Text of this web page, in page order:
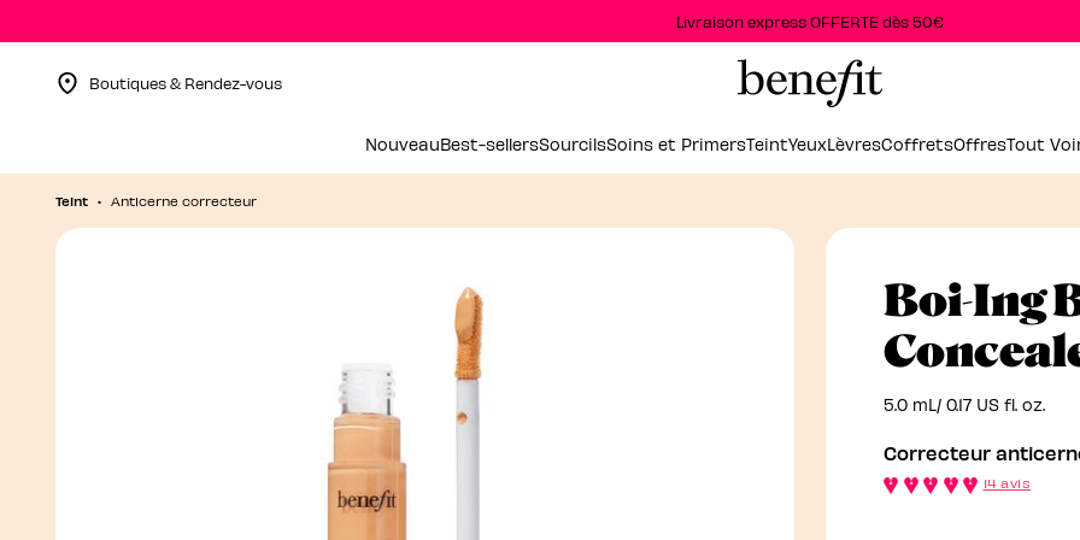
Livraison express OFFERTE dès 50€
Boutiques & Rendez-vous
NouveauBest-sellersSourcilsSoins et PrimersTeintYeuxLèvresCoffretsOffresTout
Teint Anticerne correcteur
Boi-Ing
5.0 mL/ 0.17 US fl. oz.
Correcteur
14 avis